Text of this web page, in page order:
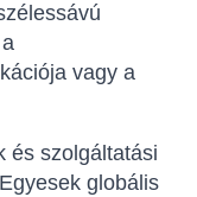
vagy a
és szolgáltatási
globális